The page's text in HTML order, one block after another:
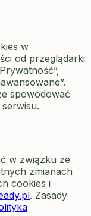
w
od przeglądarki
spowodować
serwisu.
w związku ze
zmianach
cookies i
. Zasady